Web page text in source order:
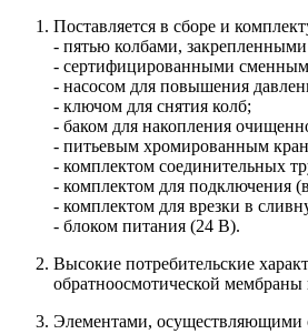
Поставляется в сборе и
- пятью колбами,
- сертифицированными
- насосом для повышения
- ключом для снятия колб;
- баком для накопления
- питьевым хромированным
- комплектом соединительных
- комплектом для подключения
- комплектом для врезки в
- блоком питания (24 В).
Высокие потребительские
обратноосмотической мембраны
Элементами, осуществляющими